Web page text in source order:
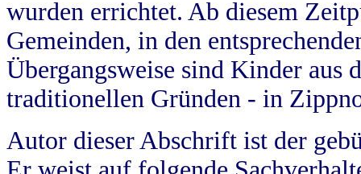
wurden errichtet. Ab diesem
Gemeinden, in den
Übergangsweise sind Kinder aus
traditionellen Gründen - in
Autor dieser Abschrift ist der